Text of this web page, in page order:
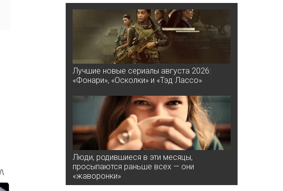
Лучшие новые сериалы августа 2026:
«Фонари», «Осколки» и «Тэд Лассо»
Люди, родившиеся в эти месяцы,
просыпаются раньше всех — они
«жаворонки»